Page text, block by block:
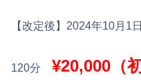
【改定後】2024年10月1
120分 ¥20,000（